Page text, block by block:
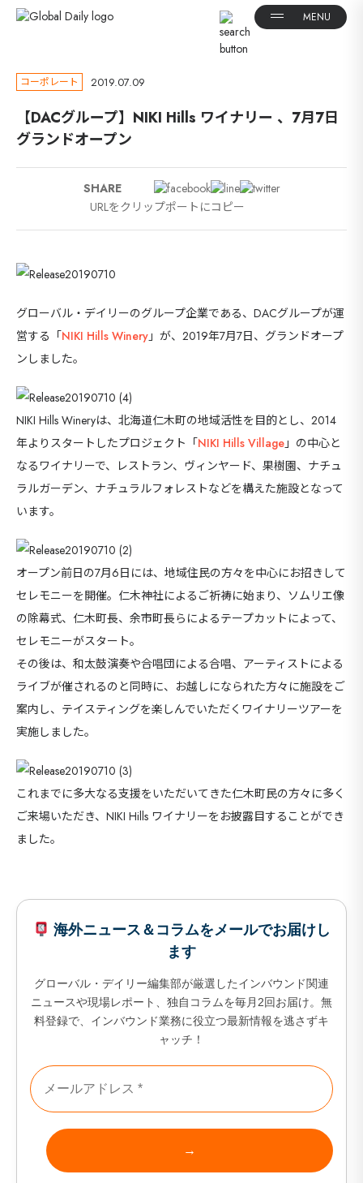
コーポレート 2019.07.09
【DACグループ】NIKI Hills ワイナリー 、7月7日
グランドオープン
SHARE
URLをクリップポートにコピー
グローバル・デイリーのグループ企業である、DACグループが運
営する「NIKI Hills Winery」が、2019年7月7日、グランドオープ
ンしました。
NIKI Hills Wineryは、北海道仁木町の地域活性を目的とし、2014
年よりスタートしたプロジェクト「NIKI Hills Village」の中心と
なるワイナリーで、レストラン、ヴィンヤード、果樹園、ナチュ
ラルガーデン、ナチュラルフォレストなどを構えた施設となって
います。
オープン前日の7月6日には、地域住民の方々を中心にお招きして
セレモニーを開催。仁木神社によるご祈祷に始まり、ソムリエ像
の除幕式、仁木町長、余市町長らによるテープカットによって、
セレモニーがスタート。
その後は、和太鼓演奏や合唱団による合唱、アーティストによる
ライブが催されるのと同時に、お越しになられた方々に施設をご
案内し、テイスティングを楽しんでいただくワイナリーツアーを
実施しました。
これまでに多大なる支援をいただいてきた仁木町民の方々に多く
ご来場いただき、NIKI Hills ワイナリーをお披露目することができ
ました。
海外ニュース＆コラムをメールでお届けし
ます
グローバル・デイリー編集部が厳選したインバウンド関連
ニュースや現場レポート、独自コラムを毎月2回お届け。無
料登録で、インバウンド業務に役立つ最新情報を逃さずキ
ャッチ！